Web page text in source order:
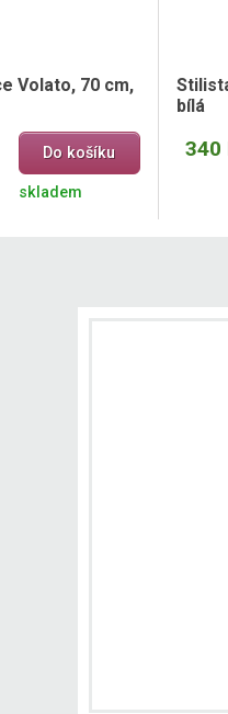
Volato, 70 cm,
Do košíku
skladem
bílá
340